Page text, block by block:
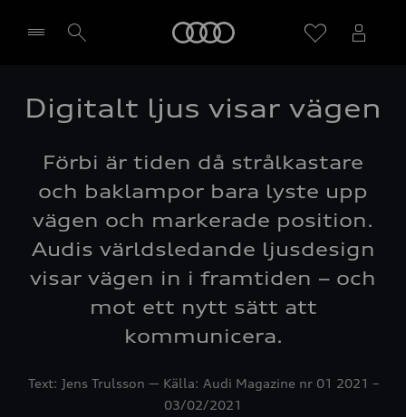
Välj återförsäljare
Digitalt ljus visar vägen
Förbi är tiden då strålkastare
och baklampor bara lyste upp
vägen och markerade position.
Audis världsledande ljusdesign
visar vägen in i framtiden – och
mot ett nytt sätt att
kommunicera.
Text: Jens Trulsson ― Källa: Audi Magazine nr 01 2021 –
03/02/2021